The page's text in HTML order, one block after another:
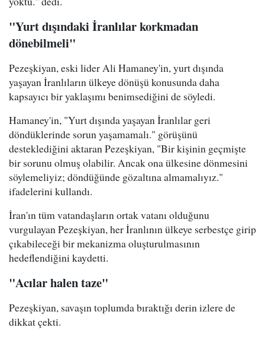
"Yurt dışındaki İranlılar korkmadan
dönebilmeli"
Pezeşkiyan, eski lider Ali Hamaney'in, yurt dışında
yaşayan İranlıların ülkeye dönüşü konusunda daha
kapsayıcı bir yaklaşımı benimsediğini de söyledi.
Hamaney'in, "Yurt dışında yaşayan İranlılar geri
döndüklerinde sorun yaşamamalı." görüşünü
desteklediğini aktaran Pezeşkiyan, "Bir kişinin geçmişte
bir sorunu olmuş olabilir. Ancak ona ülkesine dönmesini
söylemeliyiz; döndüğünde gözaltına almamalıyız."
ifadelerini kullandı.
İran'ın tüm vatandaşların ortak vatanı olduğunu
vurgulayan Pezeşkiyan, her İranlının ülkeye serbestçe girip
çıkabileceği bir mekanizma oluşturulmasının
hedeflendiğini kaydetti.
"Acılar halen taze"
Pezeşkiyan, savaşın toplumda bıraktığı derin izlere de
dikkat çekti.